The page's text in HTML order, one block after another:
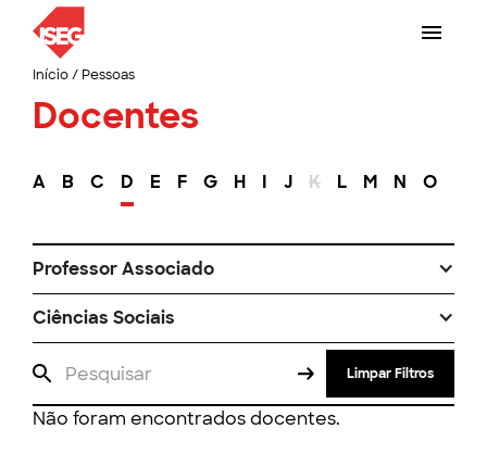
Início/ Pessoas
Docentes
A B C D E F G H I J K L M N O
Professor Associado
Ciências Sociais
Limpar Filtros
Não foram encontrados docentes.